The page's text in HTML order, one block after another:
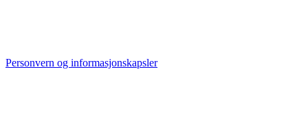
Personvern og informasjonskapsler